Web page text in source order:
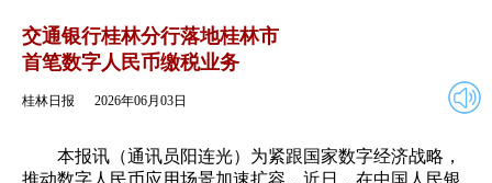
2026年06月03日
交通银行桂林分行落地桂林市
首笔数字人民币缴税业务
桂林日报 2026年06月03日
本报讯（通讯员阳连光）为紧跟国家数字经济战略，
推动数字人民币应用场景加速扩容，近日，在中国人民银